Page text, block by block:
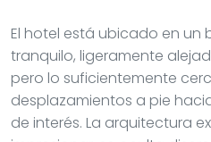
El hotel está ubicado en un
tranquilo, ligeramente
pero lo suficientemente
desplazamientos a pie
de interés. La arquitectura